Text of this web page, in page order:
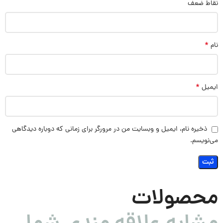
نقاط ضعف
نام *
ایمیل *
ذخیره نام، ایمیل و وبسایت من در مرورگر برای زمانی که دوباره دیدگاهی
می‌نویسم.
محصولات